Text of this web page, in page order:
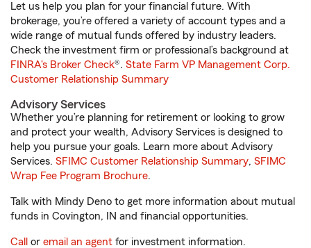
Let us help you plan for your financial future. With
brokerage, you’re offered a variety of account types and a
wide range of mutual funds offered by industry leaders.
Check the investment firm or professional’s background at
FINRA's Broker Check®. State Farm VP Management Corp.
Customer Relationship Summary
Advisory Services
Whether you’re planning for retirement or looking to grow
and protect your wealth, Advisory Services is designed to
help you pursue your goals. Learn more about Advisory
Services. SFIMC Customer Relationship Summary, SFIMC
Wrap Fee Program Brochure.
Talk with Mindy Deno to get more information about mutual
funds in Covington, IN and financial opportunities.
Call or email an agent for investment information.